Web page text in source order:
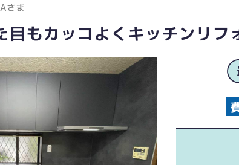
Aさま
もカッコよくキッチンリフ